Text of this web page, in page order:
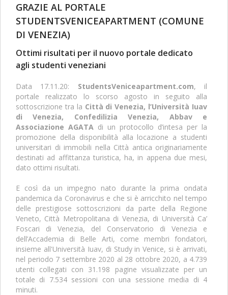
GRAZIE AL PORTALE
STUDENTSVENICEAPARTMENT (COMUNE
DI VENEZIA)
Ottimi risultati per il nuovo portale dedicato
agli studenti veneziani
Data 17.11.20: StudentsVeniceapartment.com, il
portale realizzato lo scorso agosto in seguito alla
sottoscrizione tra la Città di Venezia, l’Università Iuav
di Venezia, Confedilizia Venezia, Abbav e
Associazione AGATA di un protocollo d’intesa per la
promozione della disponibilità alla locazione a studenti
universitari di immobili nella Città antica originariamente
destinati ad affittanza turistica, ha, in appena due mesi,
dato ottimi risultati.
E così da un impegno nato durante la prima ondata
pandemica da Coronavirus e che si è arricchito nel tempo
delle prestigiose sottoscrizioni da parte della Regione
Veneto, Città Metropolitana di Venezia, di Università Ca’
Foscari di Venezia, del Conservatorio di Venezia e
dell’Accademia di Belle Arti, come membri fondatori,
insieme all'Università Iuav, di Study in Venice, si è arrivati,
nel periodo 7 settembre 2020 al 28 ottobre 2020, a 4.739
utenti collegati con 31.198 pagine visualizzate per un
totale di 7.534 sessioni con una sessione media di 4
minuti.